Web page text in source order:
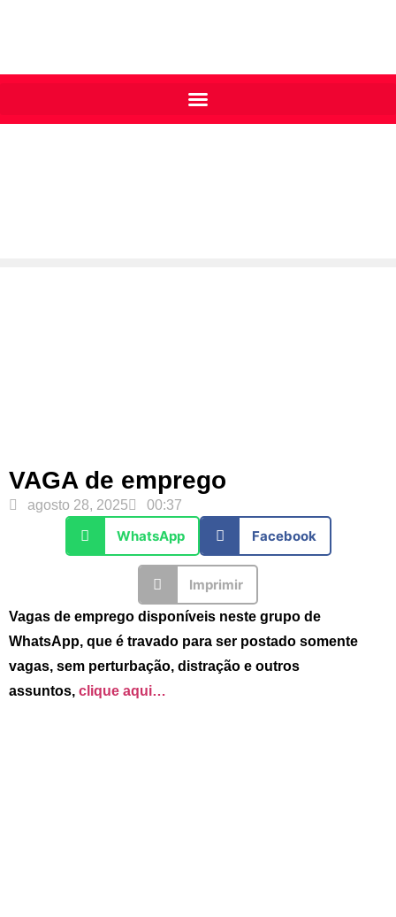
VAGA de emprego
agosto 28, 2025 00:37
WhatsApp Facebook
Imprimir
Vagas de emprego disponíveis neste grupo de
WhatsApp, que é travado para ser postado somente
vagas, sem perturbação, distração e outros
assuntos, clique aqui…